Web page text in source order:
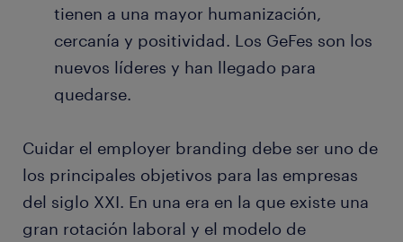
tienen a una mayor humanización,
cercanía y positividad. Los GeFes son los
nuevos líderes y han llegado para
quedarse.
Cuidar el employer branding debe ser uno de
los principales objetivos para las empresas
del siglo XXI. En una era en la que existe una
gran rotación laboral y el modelo de